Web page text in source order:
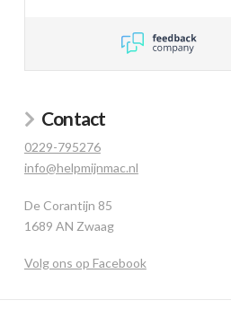
Contact
0229-795276
info@helpmijnmac.nl
De Corantijn 85
1689 AN Zwaag
Volg ons op Facebook